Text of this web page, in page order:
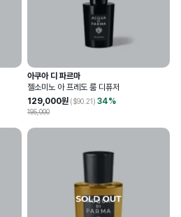
아쿠아 디 파르마
젤소미노 아 프레도 룸 디퓨저
129,000원 ($90.21) 34%
195,000